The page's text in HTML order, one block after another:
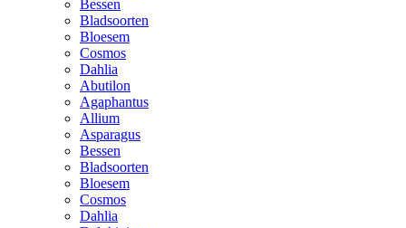
Bessen
Bladsoorten
Bloesem
Cosmos
Dahlia
Abutilon
Agaphantus
Allium
Asparagus
Bessen
Bladsoorten
Bloesem
Cosmos
Dahlia